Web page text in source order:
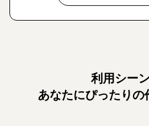
利用シー
あなたにぴったりの